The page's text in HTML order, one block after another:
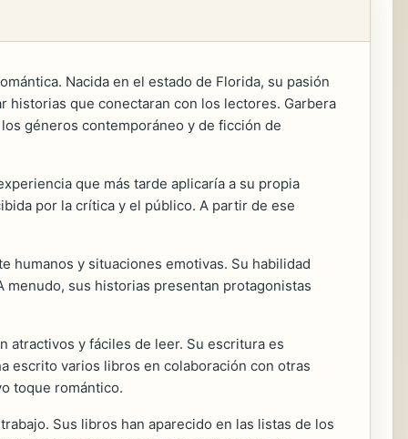
Nacida en el estado de Florida, su pasión
historias que conectaran con los lectores. Garbera
géneros contemporáneo y de ficción de
que más tarde aplicaría a su propia
por la crítica y el público. A partir de ese
humanos y situaciones emotivas. Su habilidad
sus historias presentan protagonistas
atractivos y fáciles de leer. Su escritura es
escrito varios libros en colaboración con otras
toque romántico.
Sus libros han aparecido en las listas de los